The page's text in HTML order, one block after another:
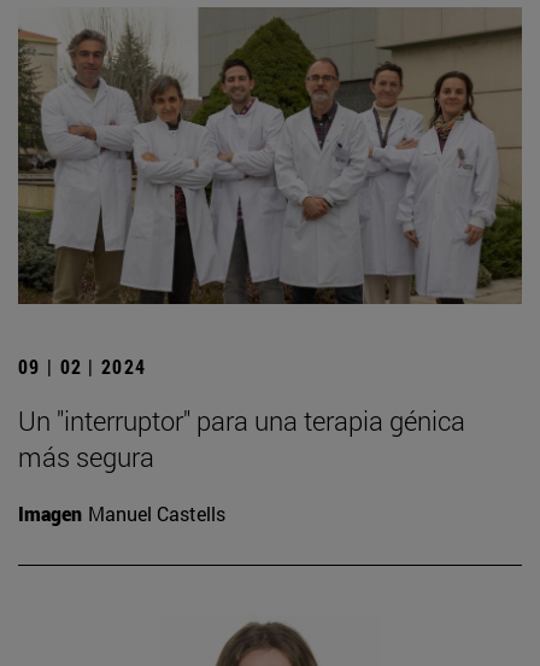
09 | 02 | 2024
Un "interruptor" para una terapia génica
más segura
Imagen Manuel Castells